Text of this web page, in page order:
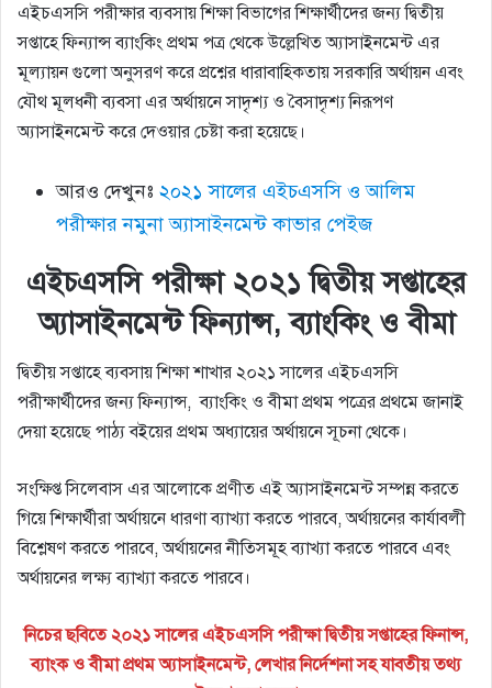
এইচএসসি পরীক্ষার ব্যবসায় শিক্ষা বিভাগের শিক্ষার্থীদের জন্য দ্বিতীয়
সপ্তাহে ফিন্যান্স ব্যাংকিং প্রথম পত্র থেকে উল্লেখিত অ্যাসাইনমেন্ট এর
মূল্যায়ন গুলো অনুসরণ করে প্রশ্নের ধারাবাহিকতায় সরকারি অর্থায়ন এবং
যৌথ মূলধনী ব্যবসা এর অর্থায়নে সাদৃশ্য ও বৈসাদৃশ্য নিরূপণ
অ্যাসাইনমেন্ট করে দেওয়ার চেষ্টা করা হয়েছে।
আরও দেখুনঃ ২০২১ সালের এইচএসসি ও আলিম
পরীক্ষার নমুনা অ্যাসাইনমেন্ট কাভার পেইজ
এইচএসসি পরীক্ষা ২০২১ দ্বিতীয় সপ্তাহের
অ্যাসাইনমেন্ট ফিন্যান্স, ব্যাংকিং ও বীমা
দ্বিতীয় সপ্তাহে ব্যবসায় শিক্ষা শাখার ২০২১ সালের এইচএসসি
পরীক্ষার্থীদের জন্য ফিন্যান্স, ব্যাংকিং ও বীমা প্রথম পত্রের প্রথমে জানাই
দেয়া হয়েছে পাঠ্য বইয়ের প্রথম অধ্যায়ের অর্থায়নে সূচনা থেকে।
সংক্ষিপ্ত সিলেবাস এর আলোকে প্রণীত এই অ্যাসাইনমেন্ট সম্পন্ন করতে
গিয়ে শিক্ষার্থীরা অর্থায়নে ধারণা ব্যাখ্যা করতে পারবে, অর্থায়নের কার্যাবলী
বিশ্লেষণ করতে পারবে, অর্থায়নের নীতিসমূহ ব্যাখ্যা করতে পারবে এবং
অর্থায়নের লক্ষ্য ব্যাখ্যা করতে পারবে।
নিচের ছবিতে ২০২১ সালের এইচএসসি পরীক্ষা দ্বিতীয় সপ্তাহের ফিনান্স,
ব্যাংক ও বীমা প্রথম অ্যাসাইনমেন্ট, লেখার নির্দেশনা সহ যাবতীয় তথ্য